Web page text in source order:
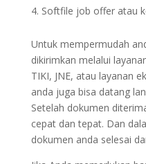
Softfile job offer atau
Untuk mempermudah
dikirimkan melalui
TIKI, JNE, atau layanan
anda juga bisa datang
Setelah dokumen
cepat dan tepat. Dan
dokumen anda selesai